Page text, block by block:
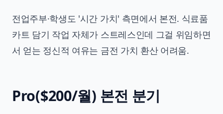
전업주부·학생도 '시간 가치' 측면에서 본전. 식료품
카트 담기 작업 자체가 스트레스인데 그걸 위임하면
서 얻는 정신적 여유는 금전 가치 환산 어려움.
Pro($200/월) 본전 분기